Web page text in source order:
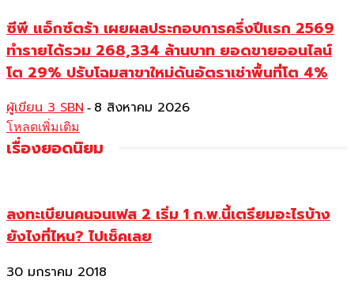
ซีพี แอ็กซ์ตร้า เผยผลประกอบการครึ่งปีแรก 2569
ทำรายได้รวม 268,334 ล้านบาท ยอดขายออนไลน์
โต 29% ปรับโฉมสาขาใหม่ดันอัตราเช่าพื้นที่โต 4%
ผู้เขียน 3 SBN - 8 สิงหาคม 2026
โหลดเพิ่มเติม
เรื่องยอดนิยม
ลงทะเบียนคนจนเฟส 2 เริ่ม 1 ก.พ.นี้เตรียมอะไรบ้าง
ยังไงที่ไหน? ไปเช็คเลย
30 มกราคม 2018